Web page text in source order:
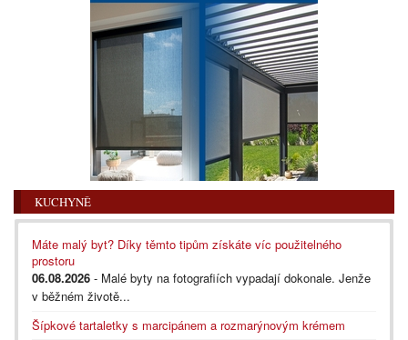
KUCHYNĚ
Máte malý byt? Díky těmto tipům získáte víc použitelného
prostoru
06.08.2026 - Malé byty na fotografiích vypadají dokonale. Jenže
v běžném životě...
Šípkové tartaletky s marcipánem a rozmarýnovým krémem